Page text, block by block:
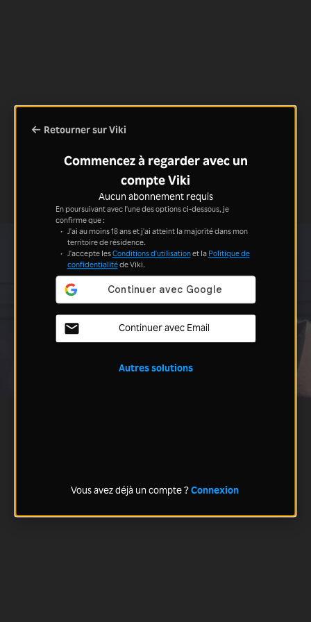
Retourner sur Viki
Commencez à regarder avec un
compte Viki
Aucun abonnement requis
En poursuivant avec l'une des options ci-dessous, je
confirme que :
J'ai au moins 18 ans et j'ai atteint la majorité dans mon
territoire de résidence.
J'accepte lesConditions d'utilisationet la Politique de
confidentialitéde Viki.
Continuer avec Email
Autres solutions
Vous avez déjà un compte ?Connexion